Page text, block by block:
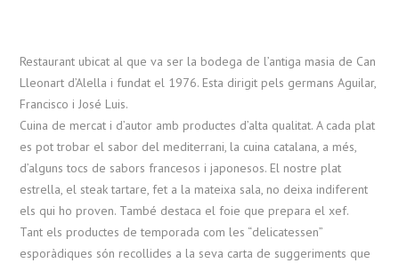
Restaurant ubicat al que va ser la bodega de l’antiga masia de Can
Lleonart d’Alella i fundat el 1976. Esta dirigit pels germans Aguilar,
Francisco i José Luis.
Cuina de mercat i d’autor amb productes d’alta qualitat. A cada plat
es pot trobar el sabor del mediterrani, la cuina catalana, a més,
d’alguns tocs de sabors francesos i japonesos. El nostre plat
estrella, el steak tartare, fet a la mateixa sala, no deixa indiferent
els qui ho proven. També destaca el foie que prepara el xef.
Tant els productes de temporada com les “delicatessen”
esporàdiques són recollides a la seva carta de suggeriments que